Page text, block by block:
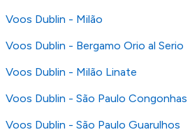
Voos Dublin - Milão
Voos Dublin - Bergamo Orio al Serio
Voos Dublin - Milão Linate
Voos Dublin - São Paulo Congonhas
Voos Dublin - São Paulo Guarulhos